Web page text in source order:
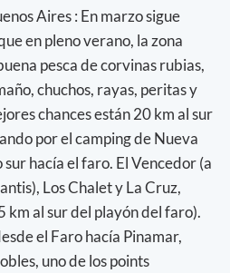
Aires : En marzo sigue
en pleno verano, la zona
pesca de corvinas rubias,
chuchos, rayas, peritas y
chances están 20 km al sur
por el camping de Nueva
hacía el faro. El Vencedor (a
Los Chalet y La Cruz,
km al sur del playón del faro).
el Faro hacía Pinamar,
uno de los points